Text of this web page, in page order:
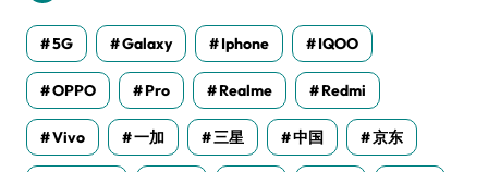
5G Galaxy Iphone IQOO
OPPO Pro Realme Redmi
Vivo 一加 三星 中国 京东